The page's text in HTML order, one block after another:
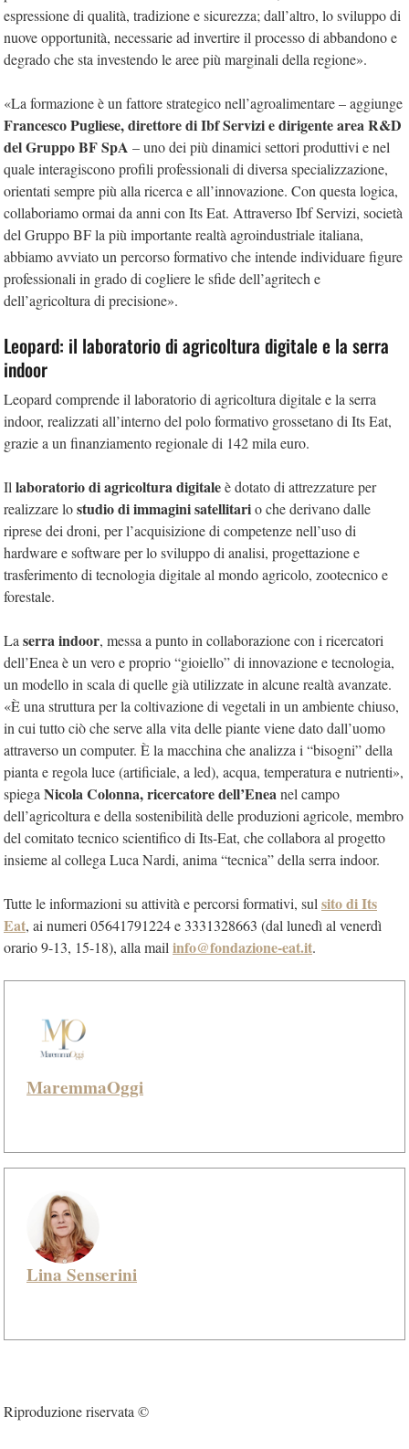
espressione di qualità, tradizione e sicurezza; dall’altro, lo sviluppo di
nuove opportunità, necessarie ad invertire il processo di abbandono e
degrado che sta investendo le aree più marginali della regione».
«La formazione è un fattore strategico nell’agroalimentare – aggiunge
Francesco Pugliese, direttore di Ibf Servizi e dirigente area R&D
del Gruppo BF SpA – uno dei più dinamici settori produttivi e nel
quale interagiscono profili professionali di diversa specializzazione,
orientati sempre più alla ricerca e all’innovazione. Con questa logica,
collaboriamo ormai da anni con Its Eat. Attraverso Ibf Servizi, società
del Gruppo BF la più importante realtà agroindustriale italiana,
abbiamo avviato un percorso formativo che intende individuare figure
professionali in grado di cogliere le sfide dell’agritech e
dell’agricoltura di precisione».
Leopard: il laboratorio di agricoltura digitale e la serra
indoor
Leopard comprende il laboratorio di agricoltura digitale e la serra
indoor, realizzati all’interno del polo formativo grossetano di Its Eat,
grazie a un finanziamento regionale di 142 mila euro.
Illaboratorio di agricoltura digitaleè dotato di attrezzature per
realizzare lostudio di immagini satellitario che derivano dalle
riprese dei droni, per l’acquisizione di competenze nell’uso di
hardware e software per lo sviluppo di analisi, progettazione e
trasferimento di tecnologia digitale al mondo agricolo, zootecnico e
forestale.
Laserra indoor, messa a punto in collaborazione con i ricercatori
dell’Enea è un vero e proprio “gioiello” di innovazione e tecnologia,
un modello in scala di quelle già utilizzate in alcune realtà avanzate.
«È una struttura per la coltivazione di vegetali in un ambiente chiuso,
in cui tutto ciò che serve alla vita delle piante viene dato dall’uomo
attraverso un computer. È la macchina che analizza i “bisogni” della
pianta e regola luce (artificiale, a led), acqua, temperatura e nutrienti»,
spiegaNicola Colonna, ricercatore dell’Eneanel campo
dell’agricoltura e della sostenibilità delle produzioni agricole, membro
del comitato tecnico scientifico di Its-Eat, che collabora al progetto
insieme al collega Luca Nardi, anima “tecnica” della serra indoor.
Tutte le informazioni su attività e percorsi formativi, sulsito di Its
Eat, ai numeri 05641791224 e 3331328663 (dal lunedì al venerdì
orario 9-13, 15-18), alla mailinfo@fondazione-eat.it.
MaremmaOggi
Lina Senserini
Riproduzione riservata ©